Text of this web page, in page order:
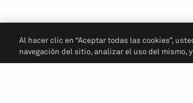
Al hacer clic en “Aceptar todas las cookies”,
navegación del sitio, analizar el uso del